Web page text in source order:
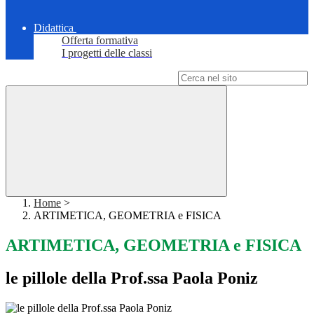
Didattica
Offerta formativa
I progetti delle classi
Home >
ARTIMETICA, GEOMETRIA e FISICA
ARTIMETICA, GEOMETRIA e FISICA
le pillole della Prof.ssa Paola Poniz